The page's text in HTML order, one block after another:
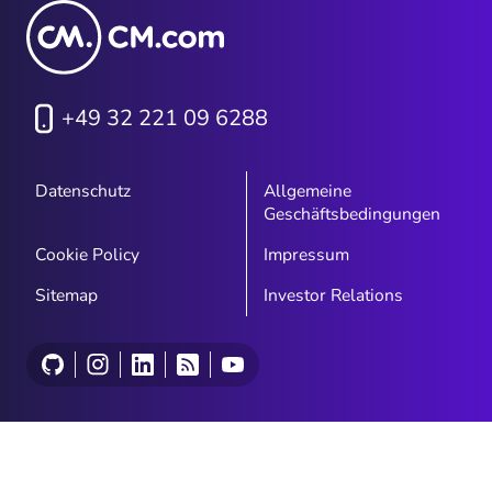
+49 32 221 09 6288
Datenschutz
Allgemeine
Geschäftsbedingungen
Cookie Policy
Impressum
Sitemap
Investor Relations